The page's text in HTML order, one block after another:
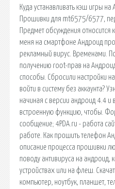
Куда устанавливать кэш игры на
Прошивки для mt6575/6577,
Предмет обсуждения относится
меня на смартфоне Андроид
рекламный вирус. Временами.
получению root-прав на
способы. Сбросили настройки
войти в систему без аккаунта?
начиная с версии андроид 4.4
встроенную функцию, чтобы.
сообщение; 4PDA.ru - работа
работе. Как прошить телефон
описание процесса прошивки
поводу антивируса на андроид,
устройствах или на флеш.
компьютер, ноутбук, планшет,